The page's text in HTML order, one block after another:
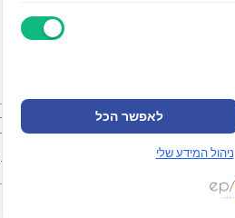
הרשם לניוזלטר שלנו
קראתי ואני מאשר/ת את
לאפשר הכל
ניהול המידע שלי